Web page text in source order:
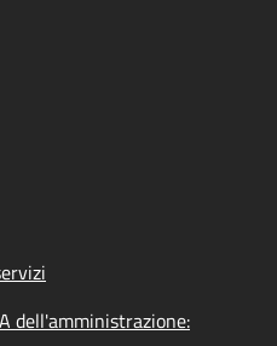
dell'amministrazione: